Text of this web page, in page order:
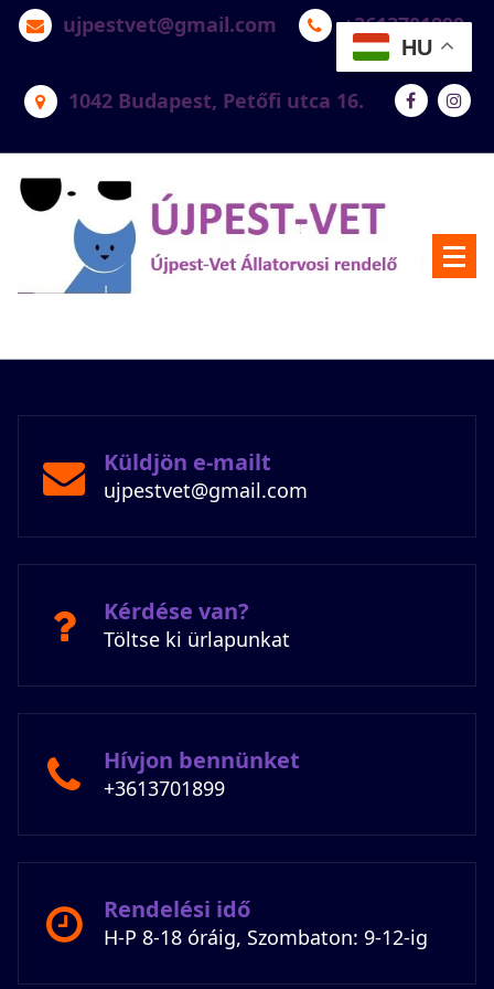
ujpestvet@gmail.com +3613701899
1042 Budapest, Petőfi utca 16.
Küldjön e-mailt
ujpestvet@gmail.com
Kérdése van?
Töltse ki ürlapunkat
Hívjon bennünket
+3613701899
Rendelési idő
H-P 8-18 óráig, Szombaton: 9-12-ig
HU